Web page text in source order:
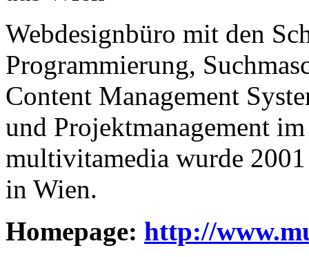
Webdesignbüro mit den
Programmierung,
Content Management
und Projektmanagement
multivitamedia wurde
in Wien.
Homepage: http://